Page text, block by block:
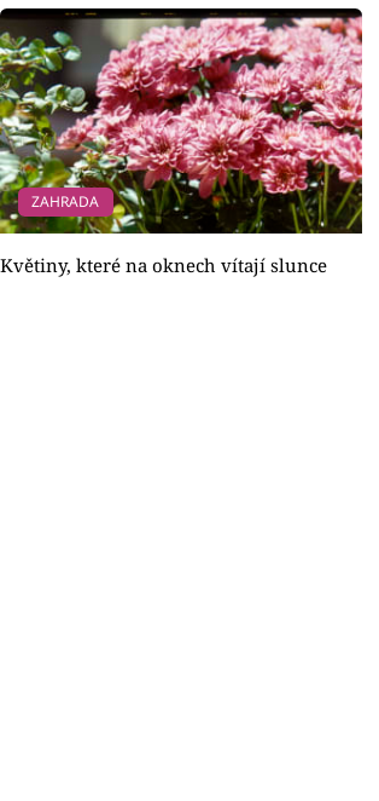
ZAHRADA
Květiny, které na oknech vítají slunce